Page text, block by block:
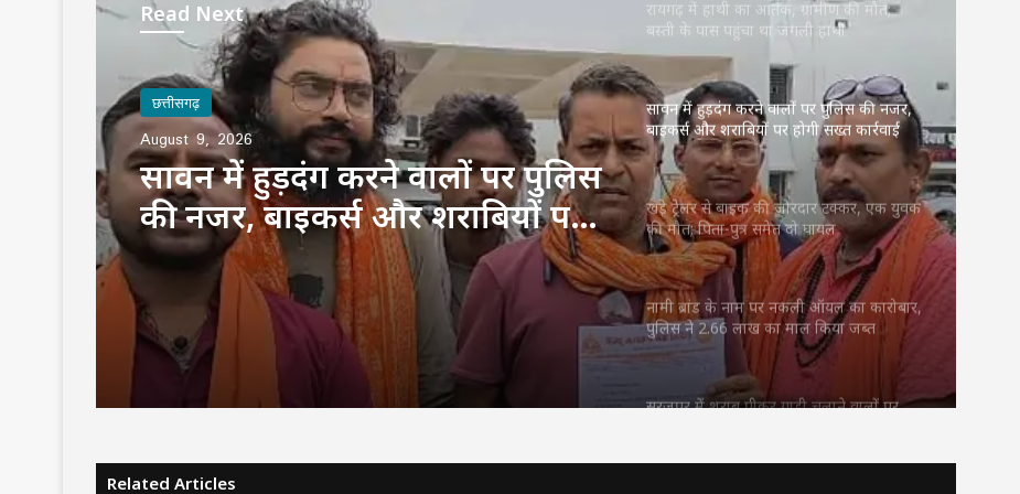
Read Next
छत्तीसगढ़
August 9, 2026
सावन में हुड़दंग करने वालों पर पुलिस
की नजर, बाइकर्स और शराबियों पर
होगी सख्त कार्रवाई
रायगढ़ में हाथी का आतंक, ग्रामीण की मौत;
बस्ती के पास पहुंचा था जंगली हाथी
सावन में हुड़दंग करने वालों पर पुलिस की नजर,
बाइकर्स और शराबियों पर होगी सख्त कार्रवाई
खड़े ट्रेलर से बाइक की जोरदार टक्कर, एक युवक
की मौत; पिता-पुत्र समेत दो घायल
नामी ब्रांड के नाम पर नकली ऑयल का कारोबार,
पुलिस ने 2.66 लाख का माल किया जब्त
सूरजपुर में शराब पीकर गाड़ी चलाने वालों पर
Related Articles